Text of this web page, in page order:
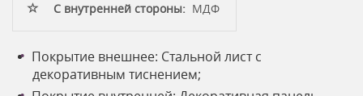
С внутренней стороны: МДФ
Покрытие внешнее: Стальной лист с
декоративным тиснением;